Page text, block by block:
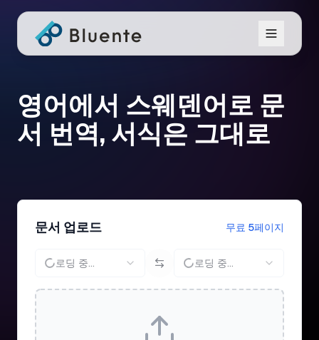
영어에서 스웨덴어로 문
서 번역, 서식은 그대로
문서 업로드 무료 5페이지
로딩 중... 로딩 중...